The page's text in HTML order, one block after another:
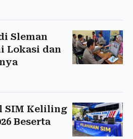
Sleman
Lokasi dan
SIM Keliling
Beserta